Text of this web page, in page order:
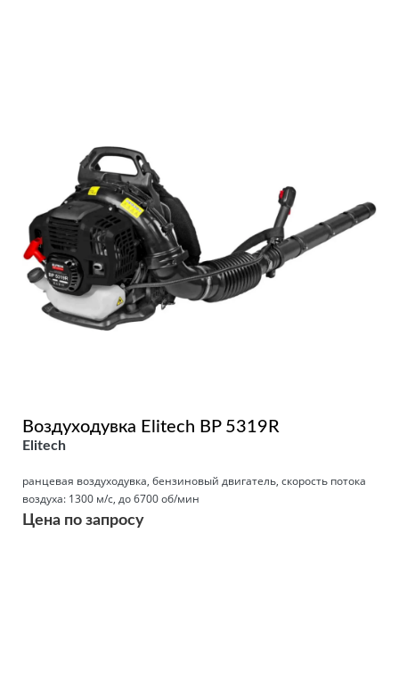
Воздуходувка Elitech BP 5319R
Elitech
ранцевая воздуходувка, бензиновый двигатель, скорость потока
воздуха: 1300 м/с, до 6700 об/мин
Цена по запросу